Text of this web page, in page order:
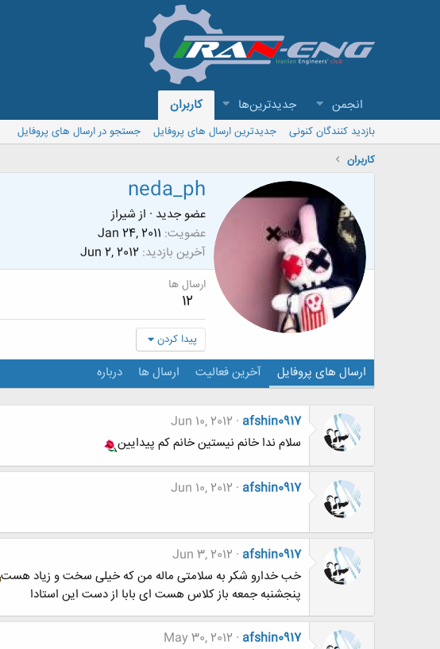
انجمن جدیدترین‌ها کاربران
بازدید کنندگان کنونی جدیدترین ارسال های پروفایل
جستجو در ارسال های پروفایل
کاربران
neda_ph
عضو جدید · از شیراز
عضویت Jan 24, 2011
آخرین بازدید Jun 2, 2012
ارسال ها
12
پیدا کردن
ارسال های پروفایل آخرین فعالیت ارسال ها درباره
afshin0917
Jun 10, 2012
سلام ندا خانم نیستین خانم کم پیدایین
afshin0917
Jun 10, 2012
afshin0917
Jun 3, 2012
خب خدارو شکر به سلامتی ماله من که خیلی سخت و زیاد هست
پنجشنبه جمعه باز کلاس هست ای بابا از دست این استادا
afshin0917
May 30, 2012